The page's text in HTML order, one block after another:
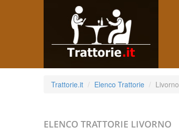
Trattorie.it Elenco Trattorie Livorno
ELENCO TRATTORIE LIVORNO